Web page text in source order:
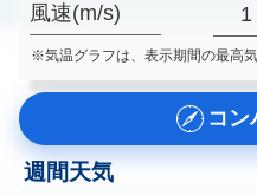
風速(m/s) 1
※気温グラフは、表示期間の最高
コン
週間天気